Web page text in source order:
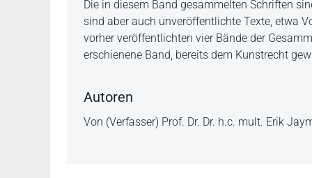
Die in diesem Band gesammelten Schriften
sind aber auch unveröffentlichte Texte, etwa
vorher veröffentlichten vier Bände der
erschienene Band, bereits dem Kunstrecht
Autoren
Von (Verfasser) Prof. Dr. Dr. h.c. mult. Erik